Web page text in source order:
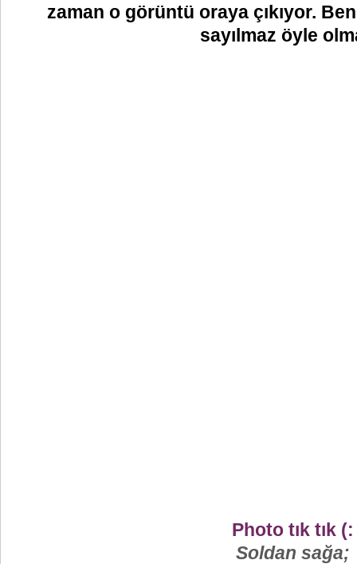
zaman o görüntü oraya çıkıyor.
sayılmaz öyle
Photo tık tık (:
Soldan sağa;